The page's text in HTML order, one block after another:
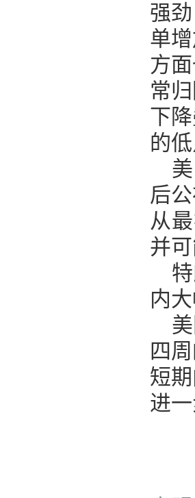
强
单
方
常
下
的
后
从
并
内
四
短
进